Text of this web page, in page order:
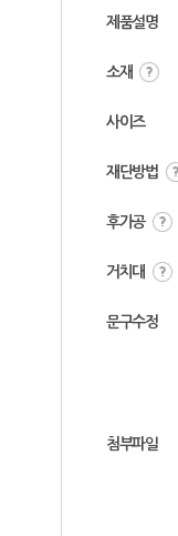
제품설명
소재
사이즈
재단방법
후가공
거치대
문구수정
첨부파일